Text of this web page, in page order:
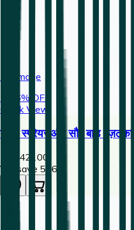
No Image
26% OFF
Quick View
बैटरी स्प्रेयर और सौर बाड़
1,5542100
You save ₹ 546